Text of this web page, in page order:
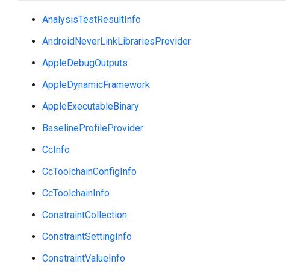
AnalysisTestResultInfo
AndroidNeverLinkLibrariesProvider
AppleDebugOutputs
AppleDynamicFramework
AppleExecutableBinary
BaselineProfileProvider
CcInfo
CcToolchainConfigInfo
CcToolchainInfo
ConstraintCollection
ConstraintSettingInfo
ConstraintValueInfo